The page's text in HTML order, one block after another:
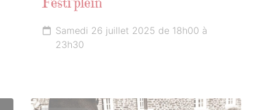
Festi’plein
Samedi 26 juillet 2025 de 18h00 à
23h30